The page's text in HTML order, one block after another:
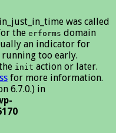
was called
the erforms domain
an indicator for
too early.
init action or later.
for more information.
6.7.0.) in